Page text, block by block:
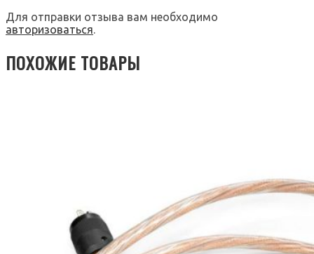
Для отправки отзыва вам необходимо
авторизоваться.
ПОХОЖИЕ ТОВАРЫ